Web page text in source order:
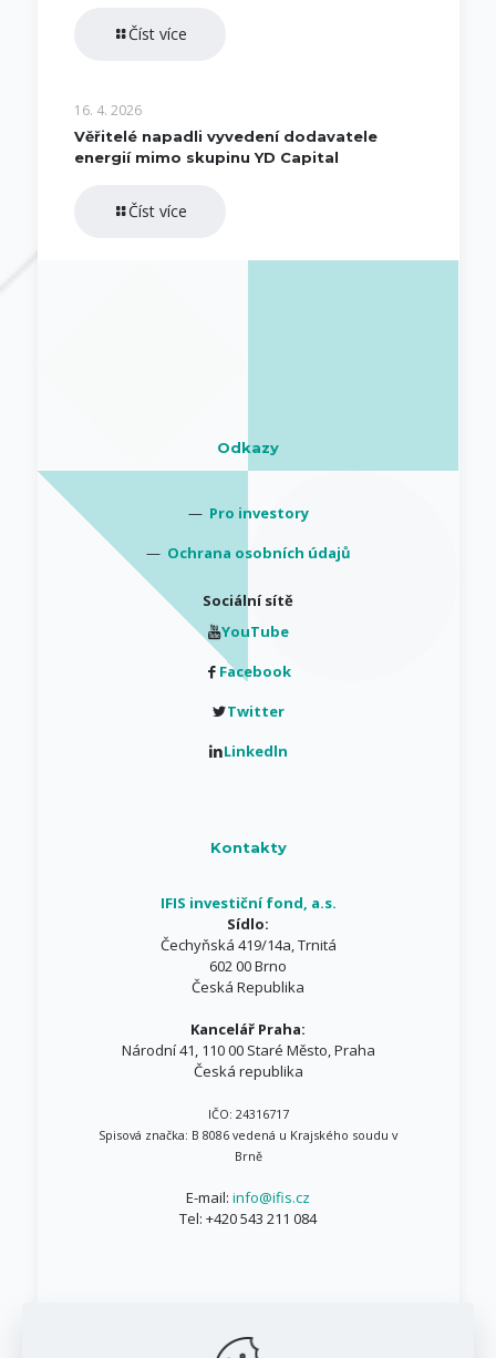
Číst více
16. 4. 2026
Věřitelé napadli vyvedení dodavatele
energií mimo skupinu YD Capital
Číst více
Odkazy
— Pro investory
— Ochrana osobních údajů
Sociální sítě
YouTube
Facebook
Twitter
Linkedln
Kontakty
IFIS investiční fond, a.s.
Sídlo:
Čechyňská 419/14a, Trnitá
602 00 Brno
Česká Republika
Kancelář Praha:
Národní 41, 110 00 Staré Město, Praha
Česká republika
IČO: 24316717
Spisová značka: B 8086 vedená u Krajského soudu v
Brně
E-mail: info@ifis.cz
Tel: +420 543 211 084